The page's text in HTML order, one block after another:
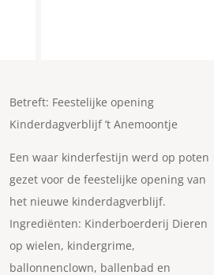
Betreft: Feestelijke opening
Kinderdagverblijf ’t Anemoontje
Een waar kinderfestijn werd op poten
gezet voor de feestelijke opening van
het nieuwe kinderdagverblijf.
Ingrediënten: Kinderboerderij Dieren
op wielen, kindergrime,
ballonnenclown, ballenbad en